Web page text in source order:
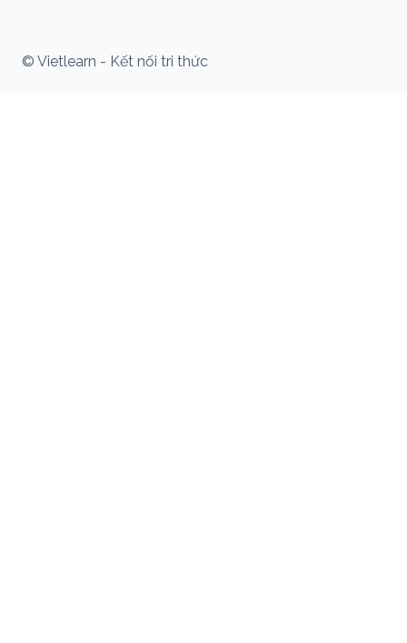
© Vietlearn - Kết nối tri thức